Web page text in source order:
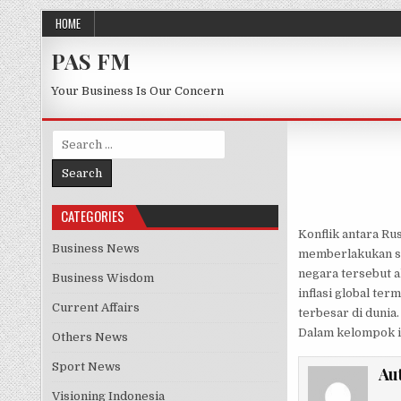
Skip to content
HOME
PAS FM
Your Business Is Our Concern
Konflik antara
memberlakukan
negara tersebut
inflasi global
terbesar di
Dalam kelompok
Search for:
CATEGORIES
Business News
Business Wisdom
Current Affairs
Others News
Sport News
Visioning Indonesia